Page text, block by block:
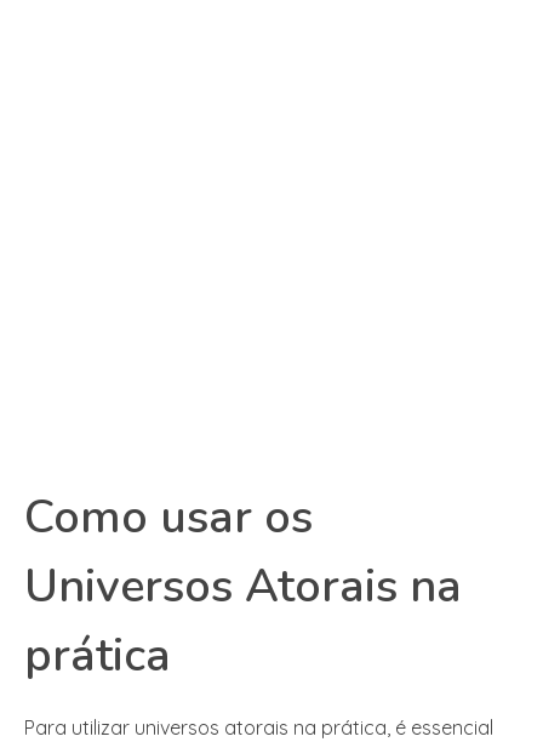
Como usar os
Universos Atorais na
prática
Para utilizar universos atorais na prática, é essencial